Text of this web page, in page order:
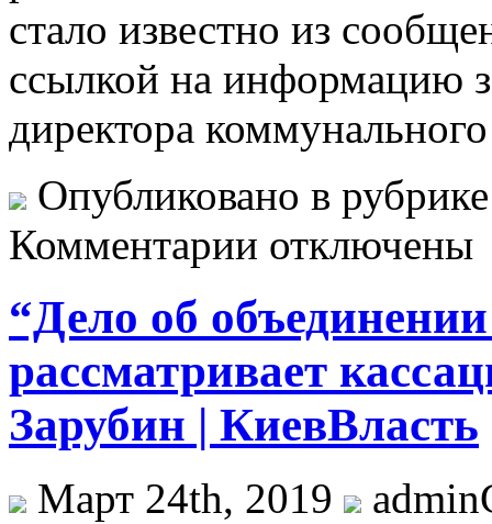
стало известно из
ссылкой на информацию
директора
Опубликовано в
Комментарии отключены
“Дело об
рассматривает
Зарубин | КиевВласть
Март 24th, 2019